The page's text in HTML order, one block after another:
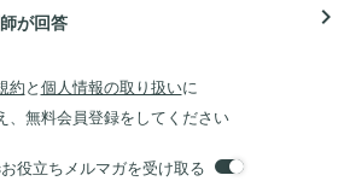
が回答 navigate_next
約 と 個人情報の取り扱いに
、無料会員登録をしてください
役立ちメルマガを受け取る